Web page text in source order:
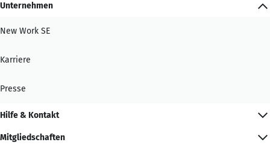
Unternehmen
New Work SE
Karriere
Presse
Hilfe & Kontakt
Mitgliedschaften